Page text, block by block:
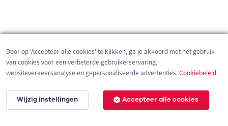
2 km
Door op 'Accepteer alle cookies' te klikken, ga je akkoord met het gebruik
van cookies voor een verbeterde gebruikerservaring,
websiteverkeersanalyse en gepersonaliseerde advertenties.Cookiebeleid
Wijzig instellingen Accepteer alle cookies